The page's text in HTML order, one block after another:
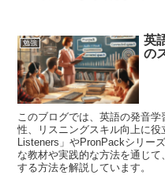
勉強
英
の
このブログでは、英語の発音
性、リスニングスキル向上に
Listeners」やPronPackシリー
な教材や実践的な方法を通じ
する方法を解説しています。